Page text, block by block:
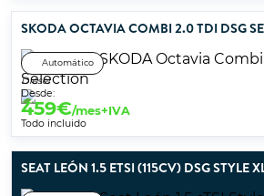
SKODA OCTAVIA COMBI 2.0 TDI DSG
Automático
Diésel
Desde:
459€/mes+IVA
Todo incluido
SEAT LEÓN 1.5 ETSI (115CV) DSG STYLE